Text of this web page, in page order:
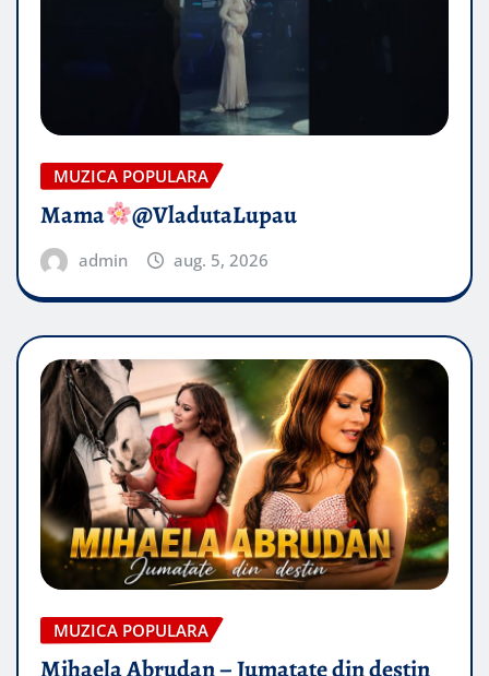
MUZICA POPULARA
Mama @VladutaLupau
admin aug. 5, 2026
MUZICA POPULARA